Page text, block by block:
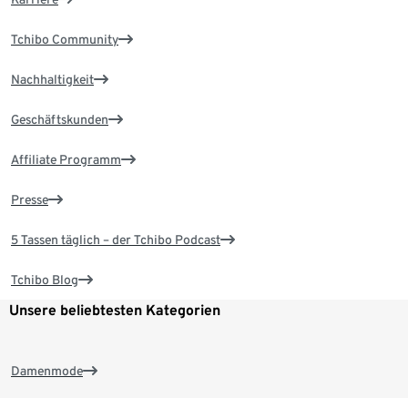
Tchibo Community
Nachhaltigkeit
Geschäftskunden
Affiliate Programm
Presse
5 Tassen täglich – der Tchibo Podcast
Tchibo Blog
Unsere beliebtesten Kategorien
Damenmode